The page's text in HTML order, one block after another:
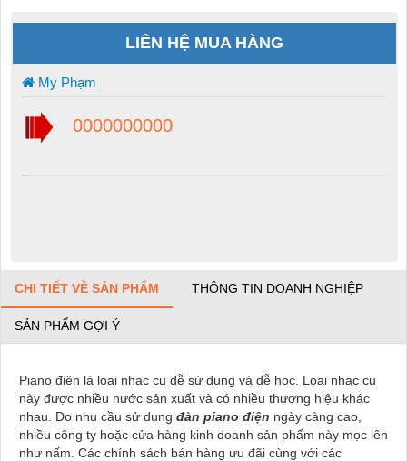
LIÊN HỆ MUA HÀNG
My Phạm
0000000000
CHI TIẾT VỀ SẢN PHẨM THÔNG TIN DOANH NGHIỆP
SẢN PHẨM GỢI Ý
Piano điện là loại nhạc cụ dễ sử dụng và dễ học. Loại nhạc cụ
này được nhiều nước sản xuất và có nhiều thương hiệu khác
nhau. Do nhu cầu sử dụng đàn piano điện ngày càng cao,
nhiều công ty hoặc cửa hàng kinh doanh sản phẩm này mọc lên
như nấm. Các chính sách bán hàng ưu đãi cùng với các